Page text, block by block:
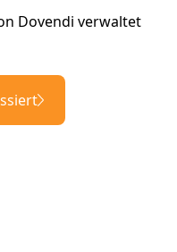
Dovendi verwaltet